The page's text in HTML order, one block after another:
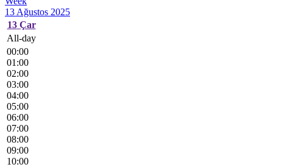
13 Ağustos 2025
13 Çar
All-day
00:00
01:00
02:00
03:00
04:00
05:00
06:00
07:00
08:00
09:00
10:00